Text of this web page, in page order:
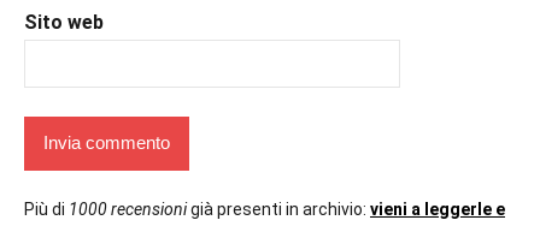
Sito web
Più di 1000 recensionigià presenti in archivio: vieni a leggerle e